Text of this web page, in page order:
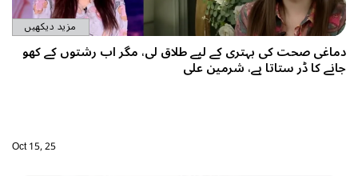
مزید دیکھیں
دماغی صحت کی بہتری کے لیے طلاق لی، مگر اب رشتوں کے کھو
جانے کا ڈر ستاتا ہے، شرمین علی
Oct 15, 25